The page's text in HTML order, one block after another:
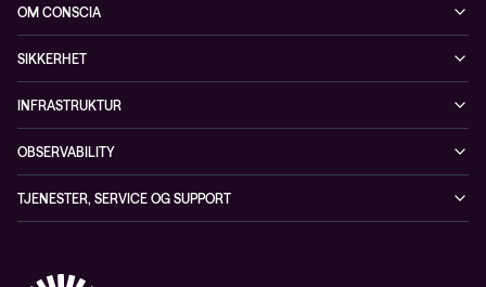
Observability
Tjenester, service og support
Referanser
Whitepapers
Blogg
Nyheter
OM CONSCIA
Ansatte
Partnere
Presserom
Aktsomhetsvurdering
SIKKERHET
Sikkerhetsløsninger
Conscia ThreatInsights
INFRASTRUKTUR
Løsninger
OBSERVABILITY
TJENESTER, SERVICE OG SUPPORT